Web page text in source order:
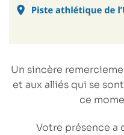
Un sincère
et aux alliés qui se
ce
Votre présence a